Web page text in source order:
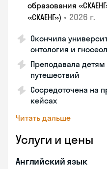
образования
«СКАЕНГ») • 2026 г.
Окончила
онтология и
Преподавала
путешествий
Сосредоточена на
кейсах
Читать дальше
Услуги и цены
Английский язык